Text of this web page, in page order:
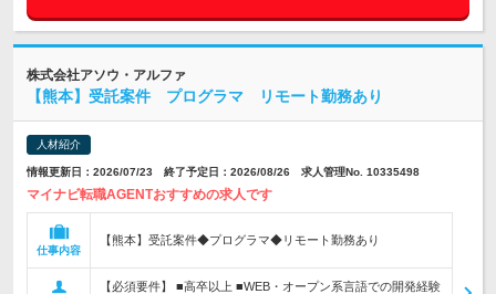
株式会社アソウ・アルファ
【熊本】受託案件 プログラマ リモート勤務あり
人材紹介
情報更新日：2026/07/23 終了予定日：2026/08/26 求人管理No. 10335498
マイナビ転職AGENTおすすめの求人です
仕事内容
【熊本】受託案件◆プログラマ◆リモート勤務あり
【必須要件】 ■高卒以上 ■WEB・オープン系言語での開発経験